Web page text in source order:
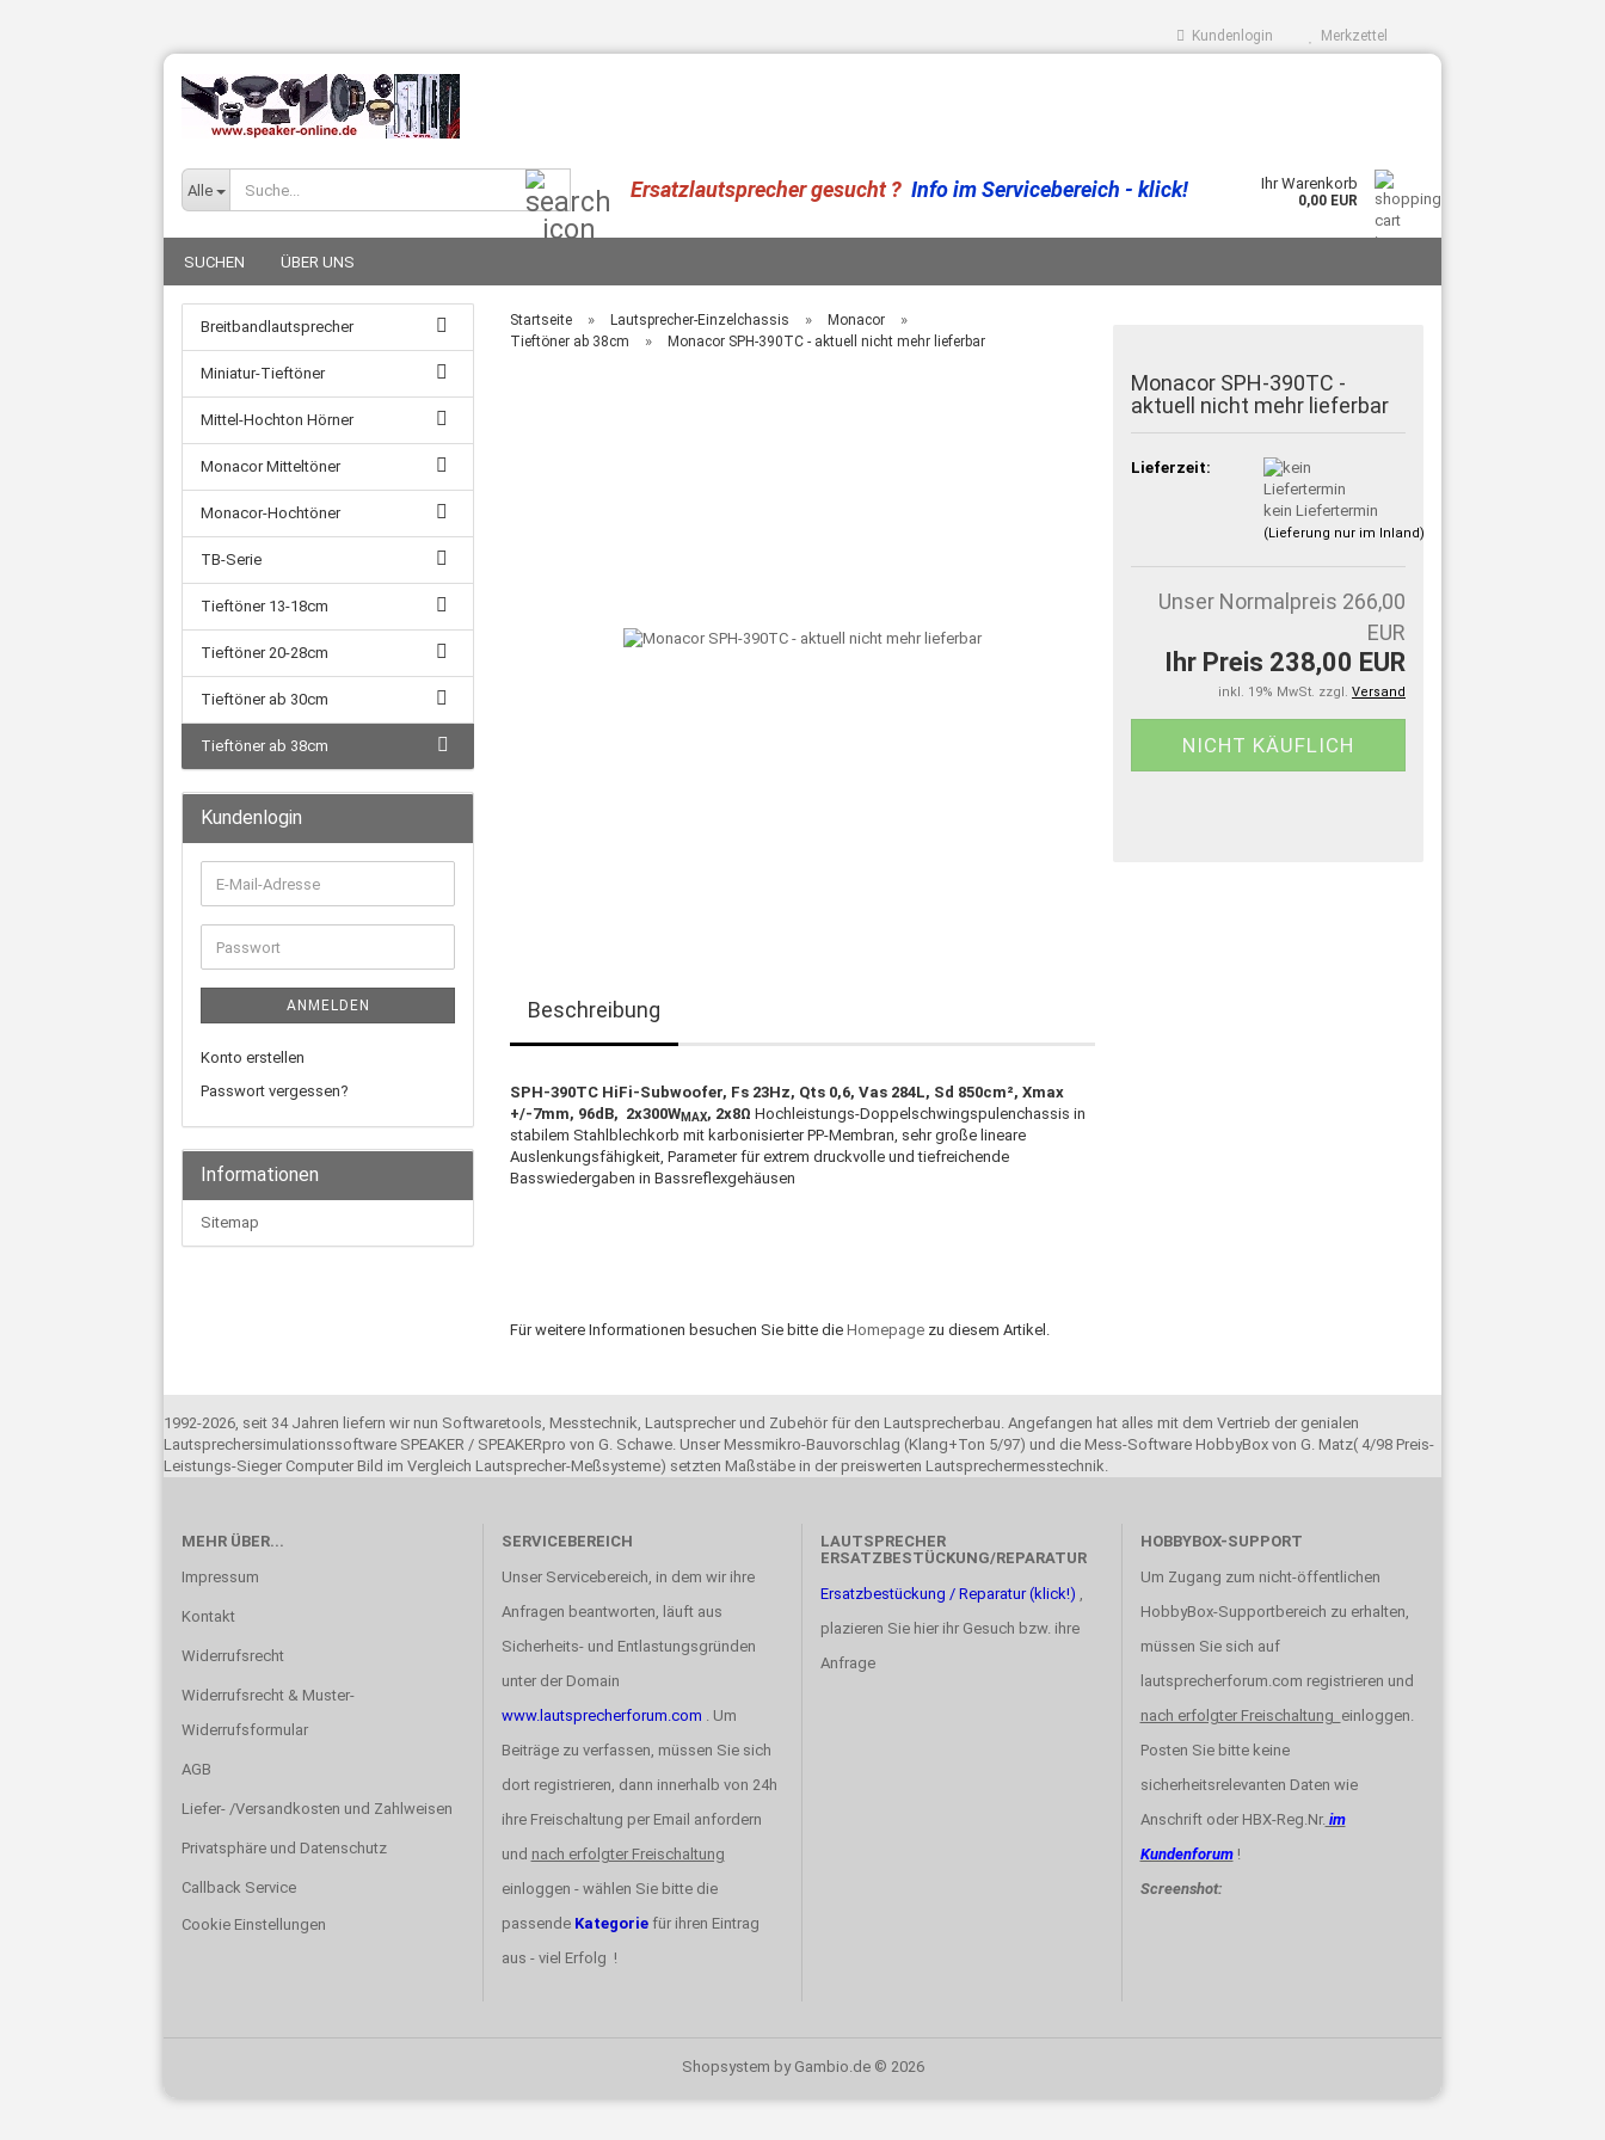
Kundenlogin Merkzettel
Alle Ersatzlautsprecher gesucht ? Info im Servicebereich - klick! Ihr Warenkorb
0,00 EUR
SUCHEN ÜBER UNS
Startseite » Lautsprecher-Einzelchassis » Monacor »
Tieftöner ab 38cm » Monacor SPH-390TC - aktuell nicht mehr lieferbar
Monacor SPH-390TC -
aktuell nicht mehr lieferbar
Lieferzeit:
kein Liefertermin
(Lieferung nur im Inland)
Unser Normalpreis 266,00
EUR
Ihr Preis 238,00 EUR
inkl. 19% MwSt. zzgl. Versand
Beschreibung
SPH-390TC HiFi-Subwoofer, Fs 23Hz, Qts 0,6, Vas 284L, Sd 850cm², Xmax
+/-7mm, 96dB, 2x300WMAX, 2x8Ω Hochleistungs-Doppelschwingspulenchassis in
stabilem Stahlblechkorb mit karbonisierter PP-Membran, sehr große lineare
Auslenkungsfähigkeit, Parameter für extrem druckvolle und tiefreichende
Basswiedergaben in Bassreflexgehäusen
Für weitere Informationen besuchen Sie bitte die Homepage zu diesem Artikel.
Breitbandlautsprecher
Miniatur-Tieftöner
Mittel-Hochton Hörner
Monacor Mitteltöner
Monacor-Hochtöner
TB-Serie
Tieftöner 13-18cm
Tieftöner 20-28cm
Tieftöner ab 30cm
Tieftöner ab 38cm
Kundenlogin
E-
Mail-
Adresse
Passwort
ANMELDEN
Konto erstellen
Passwort vergessen?
Informationen
Sitemap
1992-2026, seit 34 Jahren liefern wir nun Softwaretools, Messtechnik, Lautsprecher und Zubehör für den Lautsprecherbau. Angefangen hat alles mit dem Vertrieb der genialen
Lautsprechersimulationssoftware SPEAKER / SPEAKERpro von G. Schawe. Unser Messmikro-Bauvorschlag (Klang+Ton 5/97) und die Mess-Software HobbyBox von G. Matz( 4/98 Preis-
Leistungs-Sieger Computer Bild im Vergleich Lautsprecher-Meßsysteme) setzten Maßstäbe in der preiswerten Lautsprechermesstechnik.
MEHR ÜBER...
Impressum
Kontakt
Widerrufsrecht
Widerrufsrecht & Muster-
Widerrufsformular
AGB
Liefer- /Versandkosten und Zahlweisen
Privatsphäre und Datenschutz
Callback Service
Cookie Einstellungen
SERVICEBEREICH
Unser Servicebereich, in dem wir ihre
Anfragen beantworten, läuft aus
Sicherheits- und Entlastungsgründen
unter der Domain
www.lautsprecherforum.com . Um
Beiträge zu verfassen, müssen Sie sich
dort registrieren, dann innerhalb von 24h
ihre Freischaltung per Email anfordern
und nach erfolgter Freischaltung
einloggen - wählen Sie bitte die
passende Kategoriefür ihren Eintrag
aus - viel Erfolg !
LAUTSPRECHER
ERSATZBESTÜCKUNG/REPARATUR
Ersatzbestückung / Reparatur (klick!) ,
plazieren Sie hier ihr Gesuch bzw. ihre
Anfrage
HOBBYBOX-SUPPORT
Um Zugang zum nicht-öffentlichen
HobbyBox-Supportbereich zu erhalten,
müssen Sie sich auf
lautsprecherforum.com registrieren und
nach erfolgter Freischaltung einloggen.
Posten Sie bitte keine
sicherheitsrelevanten Daten wie
Anschrift oder HBX-Reg.Nr. im
Kundenforum!
Screenshot:
Shopsystem by Gambio.de © 2026